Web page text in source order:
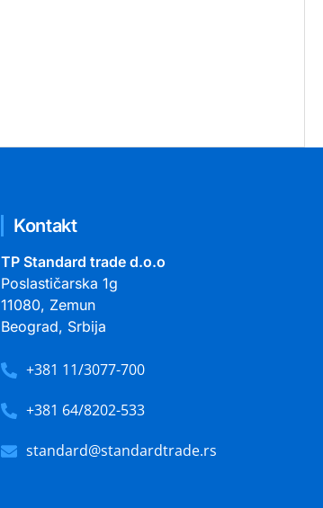
Kontakt
TP Standard trade d.o.o
Poslastičarska 1g
11080, Zemun
Beograd, Srbija
+381 11/3077-700
+381 64/8202-533
standard@standardtrade.rs